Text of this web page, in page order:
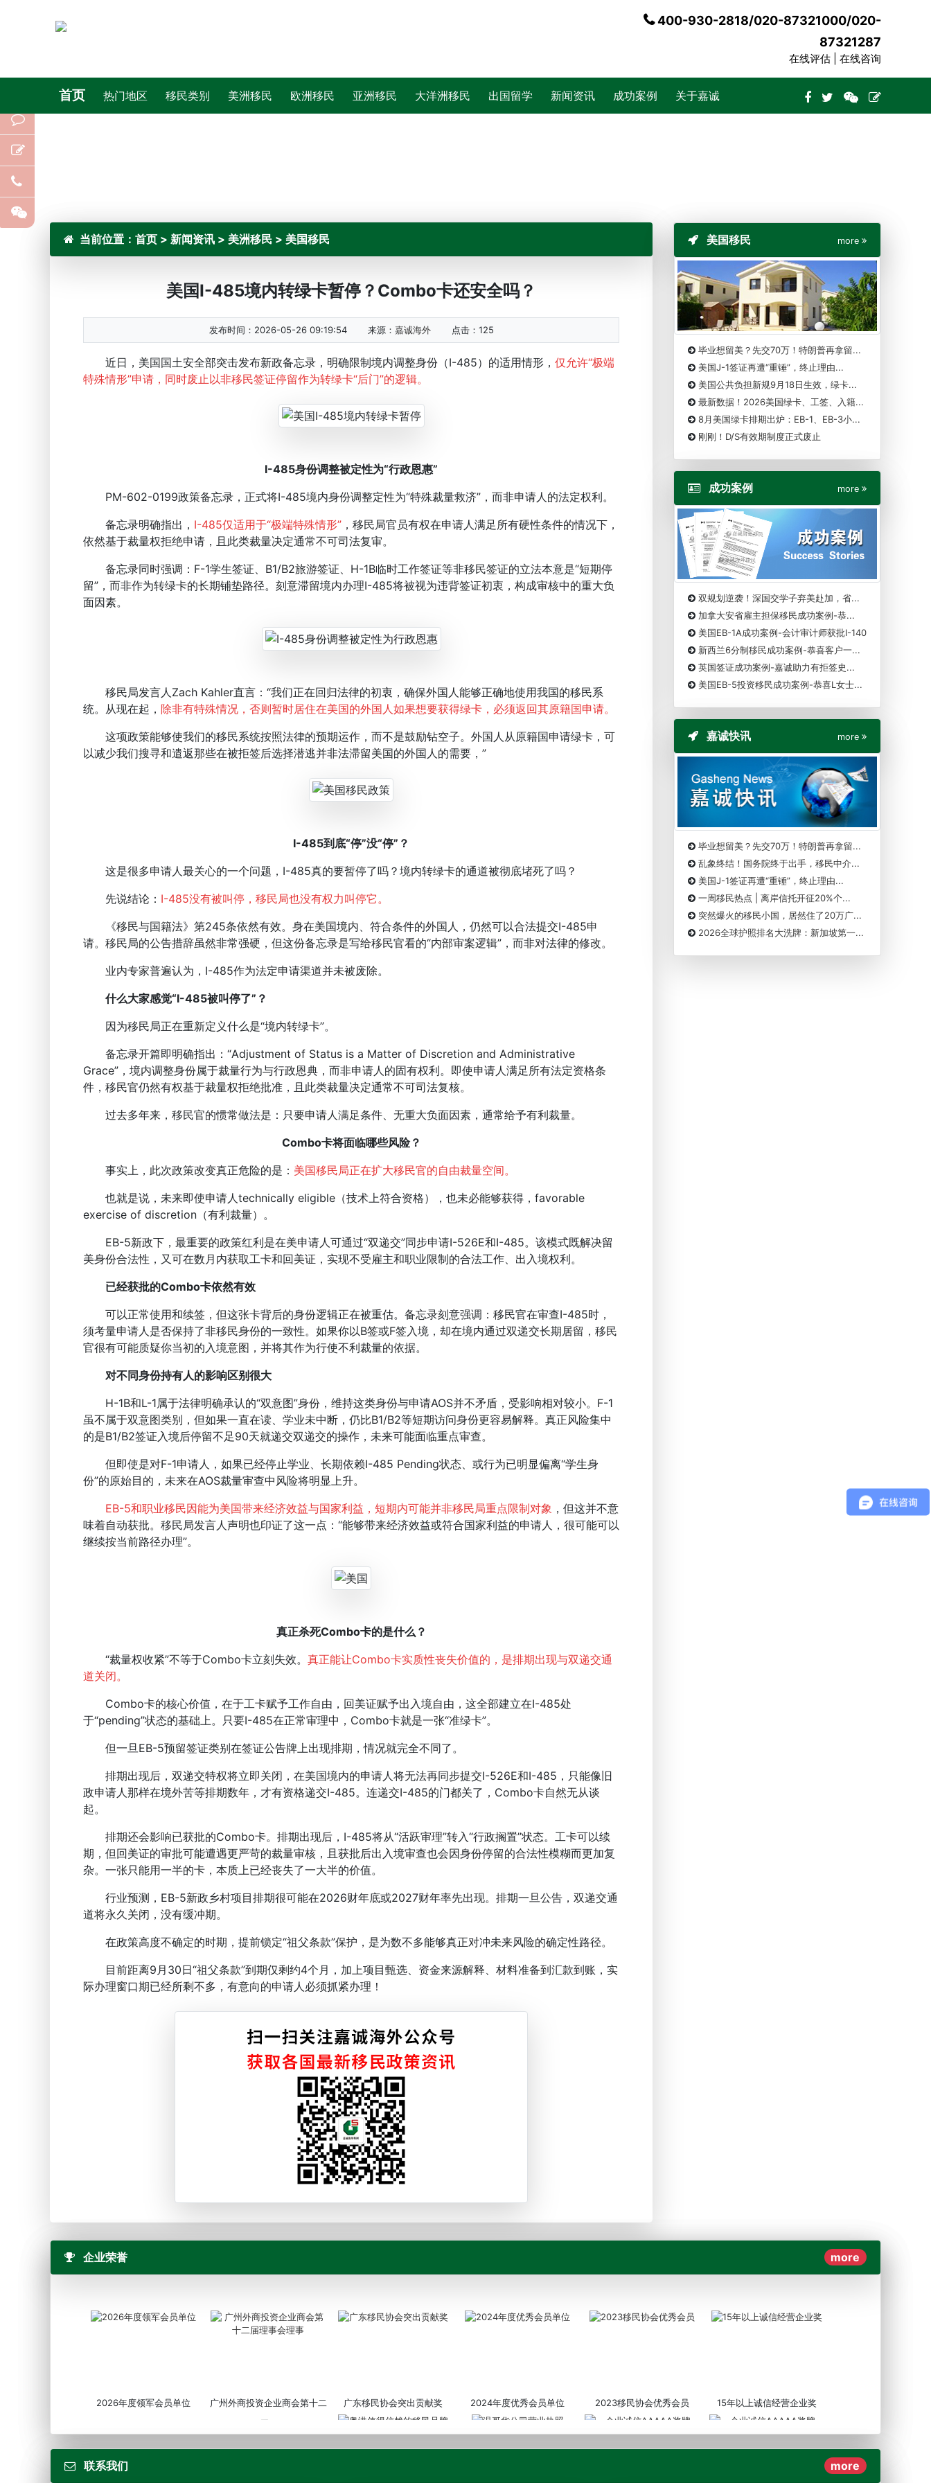
400-930-2818/020-87321000/020-
87321287
在线评估 | 在线咨询
首页 热门地区 移民类别 美洲移民 欧洲移民 亚洲移民 大洋洲移民 出国留学 新闻资讯 成功案例 关于嘉诚
当前位置： 首页 > 新闻资讯 > 美洲移民 > 美国移民
美国I-485境内转绿卡暂停？Combo卡还安全吗？
发布时间：2026-05-26 09:19:54 来源： 嘉诚海外 点击： 125
近日，美国国土安全部突击发布新政备忘录，明确限制境内调整身份（I-485）的适用情形， 仅允许“极端
特殊情形”申请，同时废止以非移民签证停留作为转绿卡“后门”的逻辑。
I-485身份调整被定性为“行政恩惠”
PM-602-0199政策备忘录，正式将I-485境内身份调整定性为“特殊裁量救济”，而非申请人的法定权利。
备忘录明确指出， I-485仅适用于“极端特殊情形” ，移民局官员有权在申请人满足所有硬性条件的情况下，
依然基于裁量权拒绝申请，且此类裁量决定通常不可司法复审。
备忘录同时强调：F-1学生签证、B1/B2旅游签证、H-1B临时工作签证等非移民签证的立法本意是“短期停
留”，而非作为转绿卡的长期铺垫路径。刻意滞留境内办理I-485将被视为违背签证初衷，构成审核中的重大负
面因素。
移民局发言人Zach Kahler直言：“我们正在回归法律的初衷，确保外国人能够正确地使用我国的移民系
统。从现在起， 除非有特殊情况，否则暂时居住在美国的外国人如果想要获得绿卡，必须返回其原籍国申请。
这项政策能够使我们的移民系统按照法律的预期运作，而不是鼓励钻空子。外国人从原籍国申请绿卡，可
以减少我们搜寻和遣返那些在被拒签后选择潜逃并非法滞留美国的外国人的需要，”
I-485到底“停”没“停”？
这是很多申请人最关心的一个问题，I-485真的要暂停了吗？境内转绿卡的通道被彻底堵死了吗？
先说结论： I-485没有被叫停，移民局也没有权力叫停它。
《移民与国籍法》第245条依然有效。身在美国境内、符合条件的外国人，仍然可以合法提交I-485申
请。移民局的公告措辞虽然非常强硬，但这份备忘录是写给移民官看的“内部审案逻辑”，而非对法律的修改。
业内专家普遍认为，I-485作为法定申请渠道并未被废除。
什么大家感觉“I-485被叫停了”？
因为移民局正在重新定义什么是“境内转绿卡”。
备忘录开篇即明确指出：“Adjustment of Status is a Matter of Discretion and Administrative
Grace”，境内调整身份属于裁量行为与行政恩典，而非申请人的固有权利。即使申请人满足所有法定资格条
件，移民官仍然有权基于裁量权拒绝批准，且此类裁量决定通常不可司法复核。
过去多年来，移民官的惯常做法是：只要申请人满足条件、无重大负面因素，通常给予有利裁量。
Combo卡将面临哪些风险？
事实上，此次政策改变真正危险的是： 美国移民局正在扩大移民官的自由裁量空间。
也就是说，未来即使申请人technically eligible（技术上符合资格），也未必能够获得，favorable
exercise of discretion（有利裁量）。
EB-5新政下，最重要的政策红利是在美申请人可通过“双递交”同步申请I-526E和I-485。该模式既解决留
美身份合法性，又可在数月内获取工卡和回美证，实现不受雇主和职业限制的合法工作、出入境权利。
已经获批的Combo卡依然有效
可以正常使用和续签，但这张卡背后的身份逻辑正在被重估。备忘录刻意强调：移民官在审查I-485时，
须考量申请人是否保持了非移民身份的一致性。如果你以B签或F签入境，却在境内通过双递交长期居留，移民
官很有可能质疑你当初的入境意图，并将其作为行使不利裁量的依据。
对不同身份持有人的影响区别很大
H-1B和L-1属于法律明确承认的“双意图”身份，维持这类身份与申请AOS并不矛盾，受影响相对较小。F-1
虽不属于双意图类别，但如果一直在读、学业未中断，仍比B1/B2等短期访问身份更容易解释。真正风险集中
的是B1/B2签证入境后停留不足90天就递交双递交的操作，未来可能面临重点审查。
但即使是对F-1申请人，如果已经停止学业、长期依赖I-485 Pending状态、或行为已明显偏离“学生身
份”的原始目的，未来在AOS裁量审查中风险将明显上升。
EB-5和职业移民因能为美国带来经济效益与国家利益，短期内可能并非移民局重点限制对象 ，但这并不意
味着自动获批。移民局发言人声明也印证了这一点：“能够带来经济效益或符合国家利益的申请人，很可能可以
继续按当前路径办理”。
真正杀死Combo卡的是什么？
“裁量权收紧”不等于Combo卡立刻失效。 真正能让Combo卡实质性丧失价值的，是排期出现与双递交通
道关闭。
Combo卡的核心价值，在于工卡赋予工作自由，回美证赋予出入境自由，这全部建立在I-485处
于“pending”状态的基础上。只要I-485在正常审理中，Combo卡就是一张“准绿卡”。
但一旦EB-5预留签证类别在签证公告牌上出现排期，情况就完全不同了。
排期出现后，双递交特权将立即关闭，在美国境内的申请人将无法再同步提交I-526E和I-485，只能像旧
政申请人那样在境外苦等排期数年，才有资格递交I-485。连递交I-485的门都关了，Combo卡自然无从谈
起。
排期还会影响已获批的Combo卡。排期出现后，I-485将从“活跃审理”转入“行政搁置”状态。工卡可以续
期，但回美证的审批可能遭遇更严苛的裁量审核，且获批后出入境审查也会因身份停留的合法性模糊而更加复
杂。一张只能用一半的卡，本质上已经丧失了一大半的价值。
行业预测，EB-5新政乡村项目排期很可能在2026财年底或2027财年率先出现。排期一旦公告，双递交通
道将永久关闭，没有缓冲期。
在政策高度不确定的时期，提前锁定“祖父条款”保护，是为数不多能够真正对冲未来风险的确定性路径。
目前距离9月30日“祖父条款”到期仅剩约4个月，加上项目甄选、资金来源解释、材料准备到汇款到账，实
际办理窗口期已经所剩不多，有意向的申请人必须抓紧办理！
美国移民 more
毕业想留美？先交70万！特朗普再拿留...
美国J-1签证再遭“重锤”，终止理由...
美国公共负担新规9月18日生效，绿卡...
最新数据！2026美国绿卡、工签、入籍...
8月美国绿卡排期出炉：EB-1、EB-3小...
刚刚！D/S有效期制度正式废止
成功案例 more
双规划逆袭！深国交学子弃美赴加，省...
加拿大安省雇主担保移民成功案例-恭...
美国EB-1A成功案例-会计审计师获批I-140
新西兰6分制移民成功案例-恭喜客户一...
英国签证成功案例-嘉诚助力有拒签史...
美国EB-5投资移民成功案例-恭喜L女士...
嘉诚快讯 more
毕业想留美？先交70万！特朗普再拿留...
乱象终结！国务院终于出手，移民中介...
美国J-1签证再遭“重锤”，终止理由...
一周移民热点 | 离岸信托开征20%个...
突然爆火的移民小国，居然住了20万广...
2026全球护照排名大洗牌：新加坡第一...
企业荣誉 more
2026年度领军会员单位
广州外商投资企业商会第十二
届...
广东移民协会突出贡献奖 2024年度优秀会员单位 2023移民协会优秀会员 15年以上诚信经营企业奖
联系我们 more